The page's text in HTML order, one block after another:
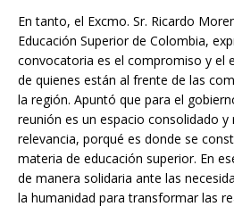
En tanto, el Excmo. Sr. Ricardo
Educación Superior de Colombia,
convocatoria es el compromiso y el
de quienes están al frente de las
la región. Apuntó que para el
reunión es un espacio consolidado
relevancia, porqué es donde se
materia de educación superior. En
de manera solidaria ante las
la humanidad para transformar las